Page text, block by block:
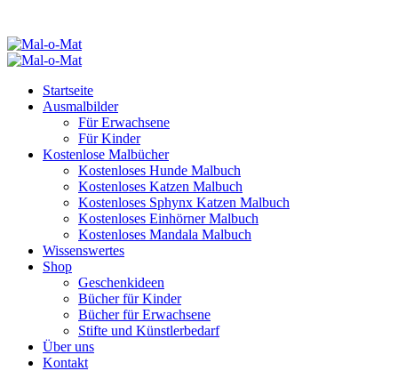
Startseite
Ausmalbilder
Für Erwachsene
Für Kinder
Kostenlose Malbücher
Kostenloses Hunde Malbuch
Kostenloses Katzen Malbuch
Kostenloses Sphynx Katzen Malbuch
Kostenloses Einhörner Malbuch
Kostenloses Mandala Malbuch
Wissenswertes
Shop
Geschenkideen
Bücher für Kinder
Bücher für Erwachsene
Stifte und Künstlerbedarf
Über uns
Kontakt